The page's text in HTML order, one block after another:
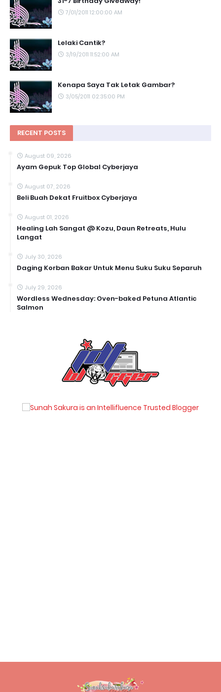
7/01/2011 12:00:00 AM
Lelaki Cantik?
3/19/2011 11:52:00 AM
Kenapa Saya Tak Letak Gambar?
3/05/2011 02:35:00 PM
RECENT POSTS
August 09, 2026
Ayam Gepuk Top Global Cyberjaya
August 07, 2026
Beli Buah Dekat Fruitbox Cyberjaya
August 01, 2026
Healing Lah Sangat @ Kozu, Daun Retreats, Hulu
Langat
July 30, 2026
Daging Korban Bakar Untuk Menu Suku Suku Separuh
July 29, 2026
Wordless Wednesday: Oven-baked Petuna Atlantic
Salmon